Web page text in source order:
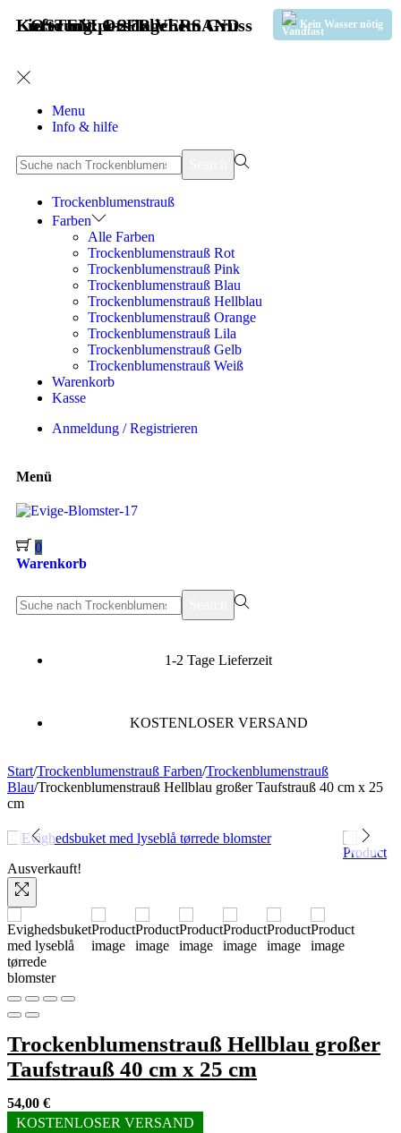
KOSTENLOSER VERSAND
Karte mit persönlichem Gruss
Lieferung: 1-2 Tage
Menu
Info & hilfe
Trockenblumenstrauß
Farben
Alle Farben
Trockenblumenstrauß Rot
Trockenblumenstrauß Pink
Trockenblumenstrauß Blau
Trockenblumenstrauß Hellblau
Trockenblumenstrauß Orange
Trockenblumenstrauß Lila
Trockenblumenstrauß Gelb
Trockenblumenstrauß Weiß
Warenkorb
Kasse
Anmeldung / Registrieren
Menü
0
Warenkorb
1-2 Tage Lieferzeit
KOSTENLOSER VERSAND
Start/Trockenblumenstrauß Farben/Trockenblumenstrauß
Blau/Trockenblumenstrauß Hellblau großer Taufstrauß 40 cm x 25
cm
Kein Wasser nötig
Ausverkauft!
Trockenblumenstrauß Hellblau großer
Taufstrauß 40 cm x 25 cm
54,00 €
KOSTENLOSER VERSAND